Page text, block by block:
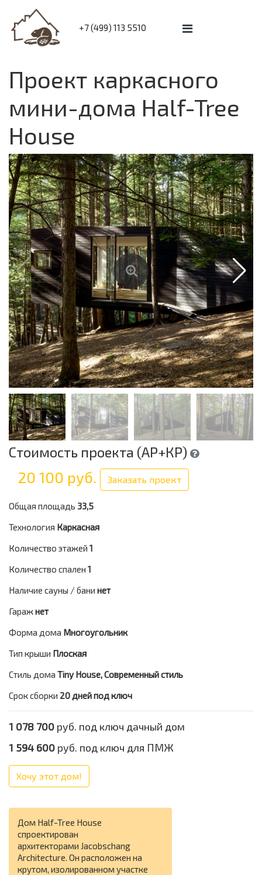
+7 (499) 113 5510
Проект каркасного
мини-дома Half-Tree
House
Стоимость проекта (АР+КР)
20 100 руб. Заказать проект
Общая площадь 33,5
Технология Каркасная
Количество этажей 1
Количество спален 1
Наличие сауны / бани нет
Гаражнет
Форма дома Многоугольник
Тип крыши Плоская
Стиль дома Tiny House, Современный стиль
Срок сборки 20 дней под ключ
1 078 700 руб. под ключ дачный дом
1 594 600 руб. под ключ для ПМЖ
Хочу этот дом!
Дом Half-Tree House
спроектирован
архитекторами Jacobschang
Architecture. Он расположен на
крутом, изолированном участке